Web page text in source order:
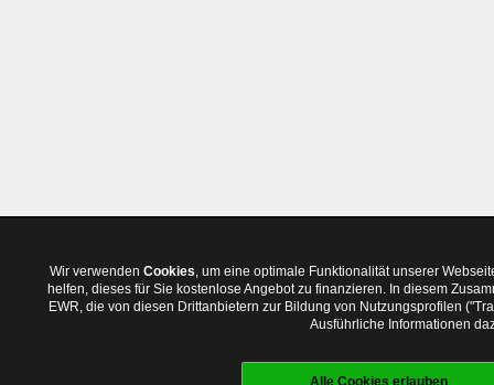
Wir verwenden Cookies, um eine optimale Funktionalität unserer
helfen, dieses für Sie kostenlose Angebot zu finanzieren. In diesem
EWR, die von diesen Drittanbietern zur Bildung von Nutzungsprofilen
Ausführliche Informationen
Alle Cookies erlauben